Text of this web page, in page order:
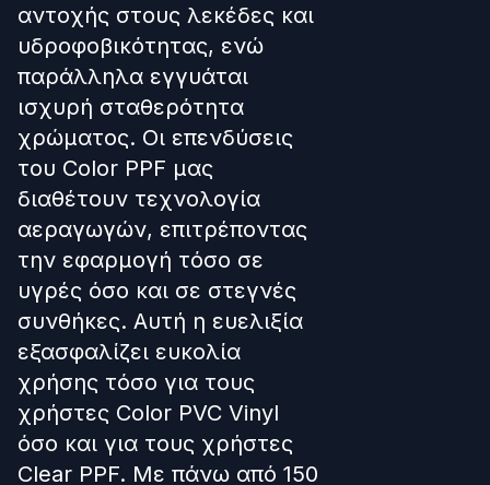
αντοχής στους λεκέδες και
υδροφοβικότητας, ενώ
παράλληλα εγγυάται
ισχυρή σταθερότητα
χρώματος. Οι επενδύσεις
του Color PPF μας
διαθέτουν τεχνολογία
αεραγωγών, επιτρέποντας
την εφαρμογή τόσο σε
υγρές όσο και σε στεγνές
συνθήκες. Αυτή η ευελιξία
εξασφαλίζει ευκολία
χρήσης τόσο για τους
χρήστες Color PVC Vinyl
όσο και για τους χρήστες
Clear PPF. Με πάνω από 150